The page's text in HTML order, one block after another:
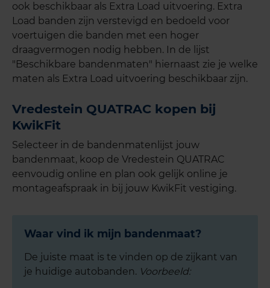
ook beschikbaar als Extra Load uitvoering. Extra
Load banden zijn verstevigd en bedoeld voor
voertuigen die banden met een hoger
draagvermogen nodig hebben. In de lijst
"Beschikbare bandenmaten" hiernaast zie je welke
maten als Extra Load uitvoering beschikbaar zijn.
Vredestein QUATRAC kopen bij
KwikFit
Selecteer in de bandenmatenlijst jouw
bandenmaat, koop de Vredestein QUATRAC
eenvoudig online en plan ook gelijk online je
montageafspraak in bij jouw KwikFit vestiging.
Waar vind ik mijn bandenmaat?
De juiste maat is te vinden op de zijkant van
je huidige autobanden. Voorbeeld: